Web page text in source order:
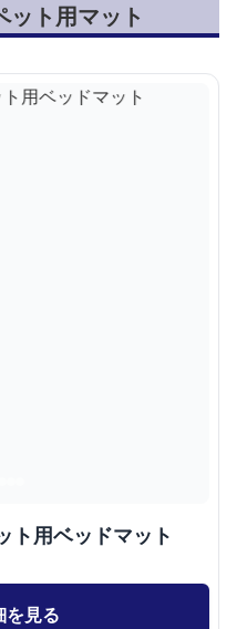
ット用マット
ト用ベッドマット
を見る